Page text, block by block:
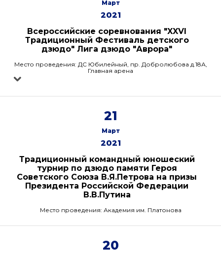
Март
2021
Всероссийские соревнования "XXVI
Традиционный Фестиваль детского
дзюдо" Лига дзюдо "Аврора"
Место проведения: ДС Юбилейный, пр. Добролюбова д.18А,
Главная арена
21
Март
2021
Традиционный командный юношеский
турнир по дзюдо памяти Героя
Советского Союза В.Я.Петрова на призы
Президента Российской Федерации
В.В.Путина
Место проведения: Академия им. Платонова
20